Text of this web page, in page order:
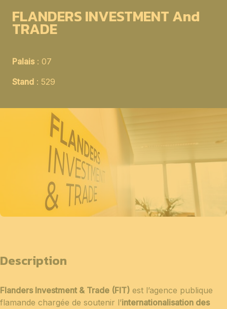
FLANDERS INVESTMENT And
TRADE
Palais: 07
Stand : 529
Description
Flanders Investment & Trade (FIT) est l’agence publique
flamande chargée de soutenir l’internationalisation des